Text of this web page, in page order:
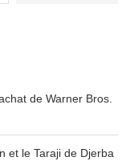
de Warner Bros.
et le Taraji de Djerba